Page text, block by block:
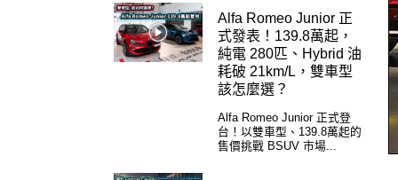
Alfa Romeo Junior 正
式發表！139.8萬起，
純電 280匹、Hybrid 油
耗破 21km/L，雙車型
該怎麼選？
Alfa Romeo Junior 正式登
台！以雙車型、139.8萬起的
售價挑戰 BSUV 市場...